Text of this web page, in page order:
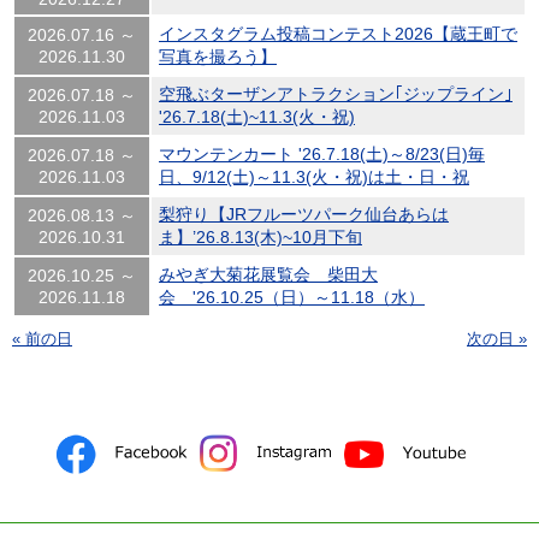
2026.07.16 ～
2026.11.30
インスタグラム投稿コンテスト2026【蔵王町で
写真を撮ろう】
2026.07.18 ～
2026.11.03
空飛ぶターザンアトラクション｢ジップライン｣
'26.7.18(土)~11.3(火・祝)
2026.07.18 ～
2026.11.03
マウンテンカート '26.7.18(土)～8/23(日)毎
日、9/12(土)～11.3(火・祝)は土・日・祝
2026.08.13 ～
2026.10.31
梨狩り【JRフルーツパーク仙台あらは
ま】’26.8.13(木)~10月下旬
2026.10.25 ～
2026.11.18
みやぎ大菊花展覧会 柴田大
会 '26.10.25（日）～11.18（水）
« 前の日 次の日 »